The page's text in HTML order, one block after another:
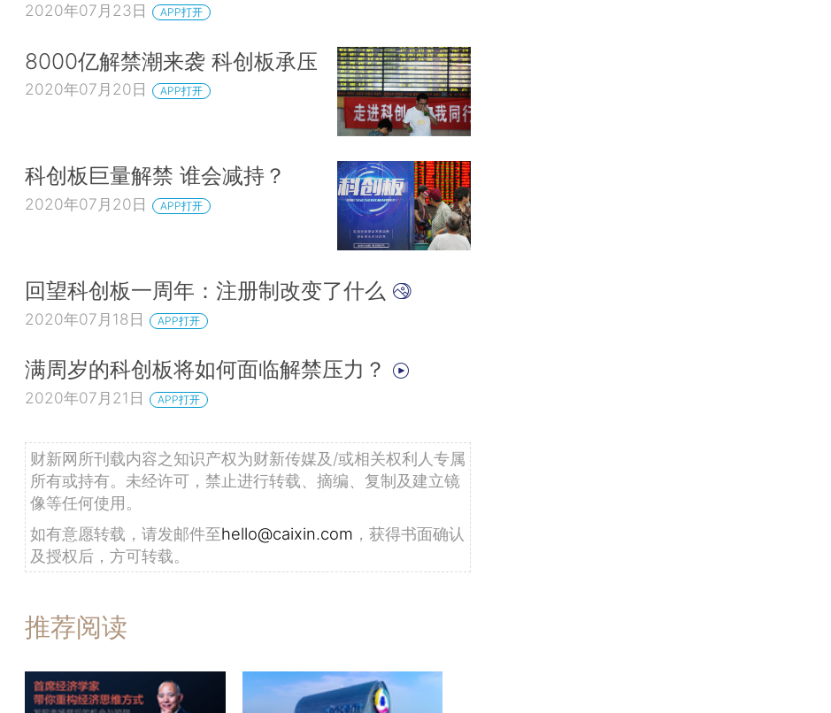
2020年07月23日 APP打开
8000亿解禁潮来袭 科创板承压
2020年07月20日 APP打开
科创板巨量解禁 谁会减持？
2020年07月20日 APP打开
回望科创板一周年：注册制改变了什么
2020年07月18日 APP打开
满周岁的科创板将如何面临解禁压力？
2020年07月21日 APP打开
财新网所刊载内容之知识产权为财新传媒及/或相关权利人专属
所有或持有。未经许可，禁止进行转载、摘编、复制及建立镜
像等任何使用。
如有意愿转载，请发邮件至hello@caixin.com ，获得书面确认
及授权后，方可转载。
推荐阅读